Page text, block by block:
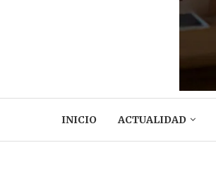
INICIO ACTUALIDAD